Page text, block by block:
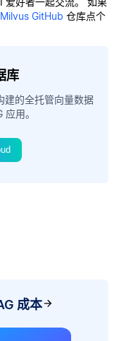
Milvus GitHub 仓库点个
库
建的全托管向量数据
用。
成本